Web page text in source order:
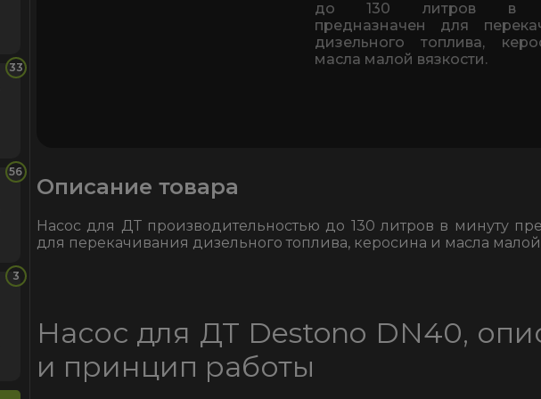
до 130 литров в
предназначен для
дизельного топлива,
масла малой вязкости.
Описание товара
Насос для ДТ производительностью до 130 литров в минуту
для перекачивания дизельного топлива, керосина и масла малой
Насос для ДТ Destono DN40,
и принцип работы
33
56
3